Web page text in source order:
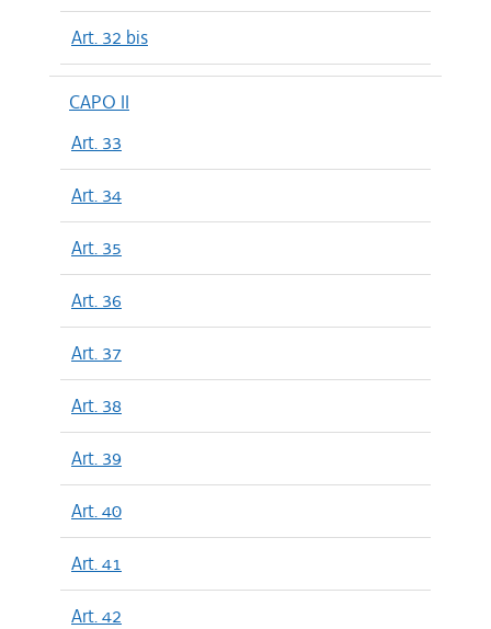
Art. 32 bis
CAPO II
Art. 33
Art. 34
Art. 35
Art. 36
Art. 37
Art. 38
Art. 39
Art. 40
Art. 41
Art. 42